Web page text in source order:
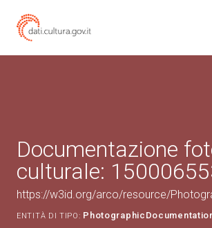
Documentazione
culturale:
https://w3id.org/arco/resource/
ENTITÀ DI TIPO: